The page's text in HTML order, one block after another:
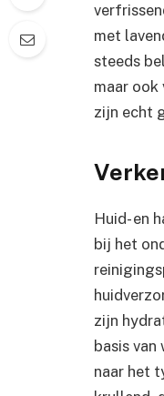
met
steeds
maar ook
zijn echt
Huid- en
bij het
zijn
basis
naar het